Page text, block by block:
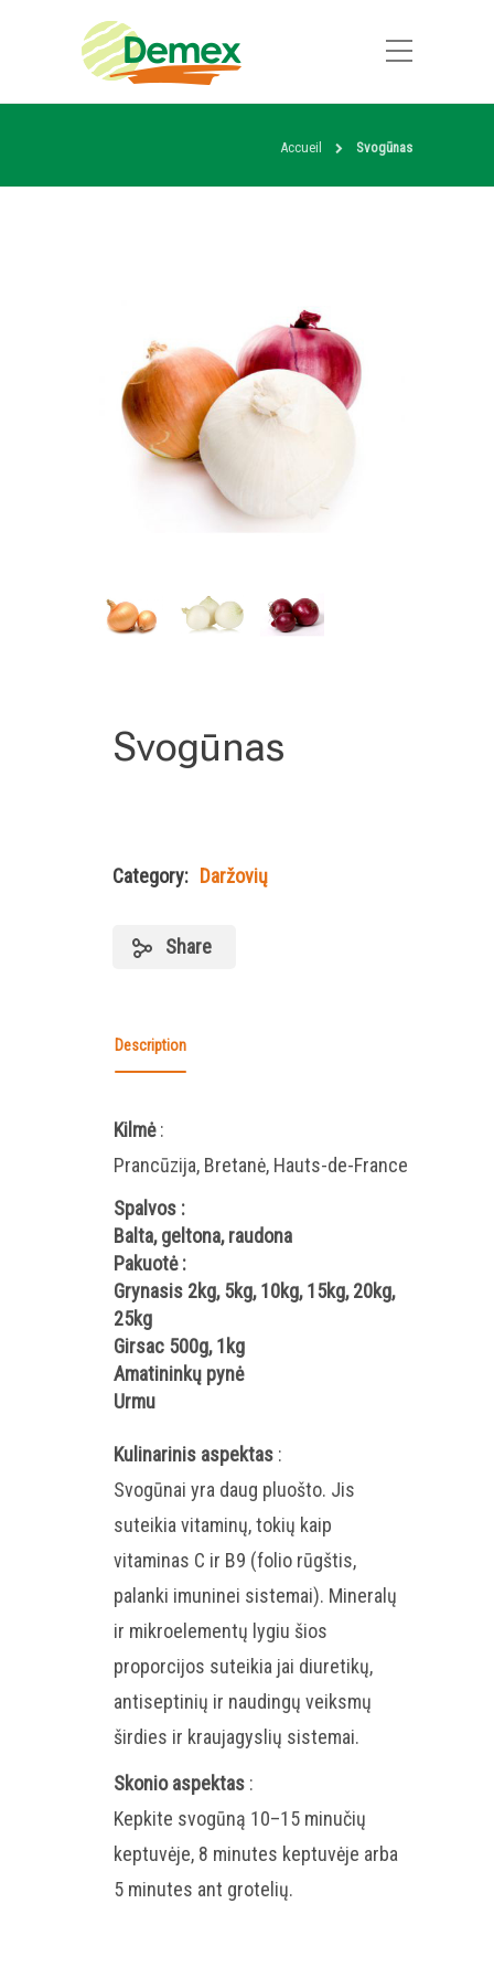
Accueil Svogūnas
Svogūnas
Category: Daržovių
Share
Description
Kilmė:
Prancūzija, Bretanė, Hauts-de-France
Spalvos :
Balta, geltona, raudona
Pakuotė:
Grynasis 2kg, 5kg, 10kg, 15kg, 20kg,
25kg
Girsac 500g, 1kg
Amatininkų pynė
Urmu
Kulinarinis aspektas :
Svogūnai yra daug pluošto. Jis
suteikia vitaminų, tokių kaip
vitaminas C ir B9 (folio rūgštis,
palanki imuninei sistemai). Mineralų
ir mikroelementų lygiu šios
proporcijos suteikia jai diuretikų,
antiseptinių ir naudingų veiksmų
širdies ir kraujagyslių sistemai.
Skonio aspektas :
Kepkite svogūną 10–15 minučių
keptuvėje, 8 minutes keptuvėje arba
5 minutes ant grotelių.